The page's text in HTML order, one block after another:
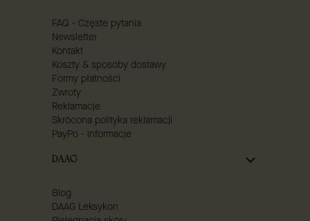
FAQ - Częste pytania
Newsletter
Kontakt
Koszty & sposoby dostawy
Formy płatności
Zwroty
Reklamacje
Skrócona polityka reklamacji
PayPo - informacje
DAAG
Blog
DAAG Leksykon